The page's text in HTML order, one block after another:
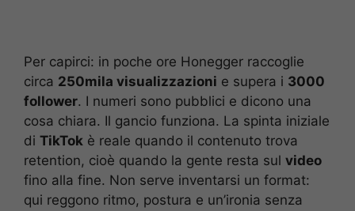
Per capirci: in poche ore Honegger raccoglie
circa 250mila visualizzazioni e supera i 3000
follower. I numeri sono pubblici e dicono una
cosa chiara. Il gancio funziona. La spinta iniziale
di TikTok è reale quando il contenuto trova
retention, cioè quando la gente resta sul video
fino alla fine. Non serve inventarsi un format:
qui reggono ritmo, postura e un’ironia senza